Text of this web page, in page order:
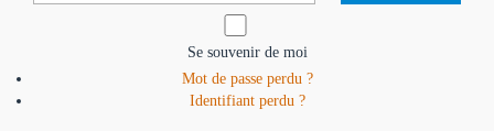
Se souvenir de moi
Mot de passe perdu ?
Identifiant perdu ?